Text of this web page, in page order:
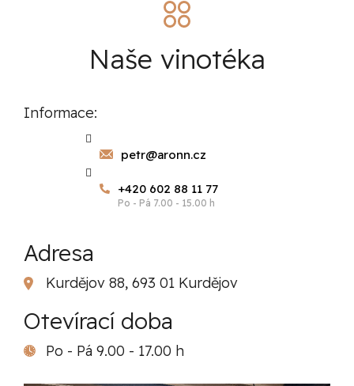
Naše vinotéka
Informace:
petr@aronn.cz
+420 602 88 11 77
Adresa
Kurdějov 88, 693 01 Kurdějov
Otevírací doba
Po - Pá 9.00 - 17.00 h